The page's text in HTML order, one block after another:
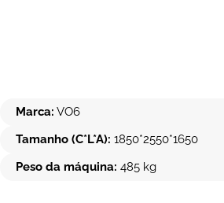
Marca: VO6
Tamanho (C*L*A): 1850*2550*1650
Peso da máquina: 485 kg